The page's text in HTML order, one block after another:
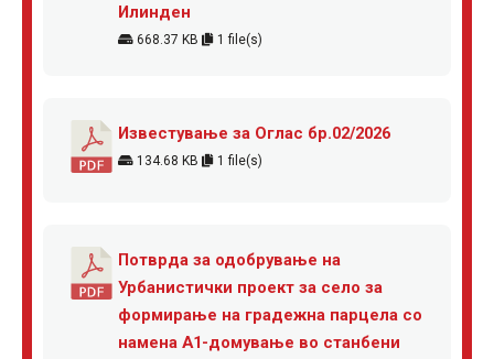
Илинден
668.37 KB 1 file(s)
Известување за Оглас бр.02/2026
134.68 KB 1 file(s)
Потврда за одобрување на
Урбанистички проект за село за
формирање на градежна парцела со
намена А1-домување во станбени